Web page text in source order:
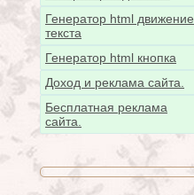
Генератор html движение
текста
Генератор html кнопка
Доход и реклама сайта.
Бесплатная реклама
сайта.